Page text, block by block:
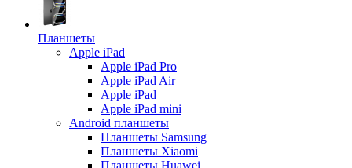
Планшеты
Apple iPad
Apple iPad Pro
Apple iPad Air
Apple iPad
Apple iPad mini
Android планшеты
Планшеты Samsung
Планшеты Xiaomi
Планшеты Huawei